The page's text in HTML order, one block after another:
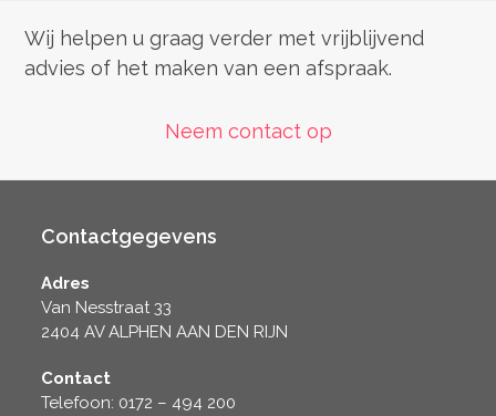
Wij helpen u graag verder met vrijblijvend
advies of het maken van een afspraak.
Neem contact op
Contactgegevens
Adres
Van Nesstraat 33
2404 AV ALPHEN AAN DEN RIJN
Contact
Telefoon: 0172 – 494 200